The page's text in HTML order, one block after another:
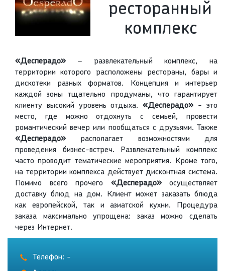
ресторанный
комплекс
«Десперадо» – развлекательный комплекс, на
территории которого расположены рестораны, бары и
дискотеки разных форматов. Концепция и интерьер
каждой зоны тщательно продуманы, что гарантирует
клиенту высокий уровень отдыха.«Десперадо» - это
место, где можно отдохнуть с семьей, провести
романтический вечер или пообщаться с друзьями. Также
«Десперадо» располагает возможностями для
проведения бизнес-встреч. Развлекательный комплекс
часто проводит тематические мероприятия. Кроме того,
на территории комплекса действует дисконтная система.
Помимо всего прочего «Десперадо»осуществляет
доставку блюд на дом. Клиент может заказать блюда
как европейской, так и азиатской кухни. Процедура
заказа максимально упрощена: заказ можно сделать
через Интернет.
Телефон: -